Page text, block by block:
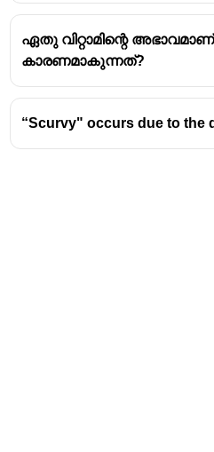
റേബീസ് (Rabies):ഇത്
വാക്സിൻ ലഭ്യമാണ്.
ടൈഫോയിഡ് (Typhoid):
(സാൽമൊണെല്ല
രോഗമാണ്.
ഏതു വിറ്റാമിന്റെ
കാരണമാകുന്നത്?
“Scurvy" occurs due to the